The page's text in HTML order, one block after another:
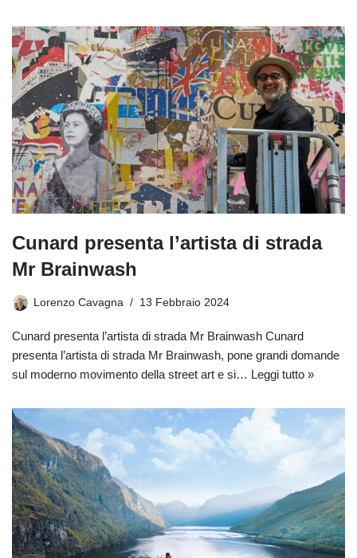
Cunard presenta l’artista di strada
Mr Brainwash
Lorenzo Cavagna 13 Febbraio 2024
Cunard presenta l’artista di strada Mr Brainwash Cunard
presenta l’artista di strada Mr Brainwash, pone grandi domande
sul moderno movimento della street art e si… Leggi tutto »